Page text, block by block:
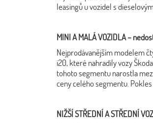
leasingů u vozidel s
MINI A MALÁ VOZIDLA –
Nejprodávanějším modelem
i20, které nahradily vozy
tohoto segmentu narostla
ceny celého segmentu.
NIŽŠÍ STŘEDNÍ A STŘEDNÍ